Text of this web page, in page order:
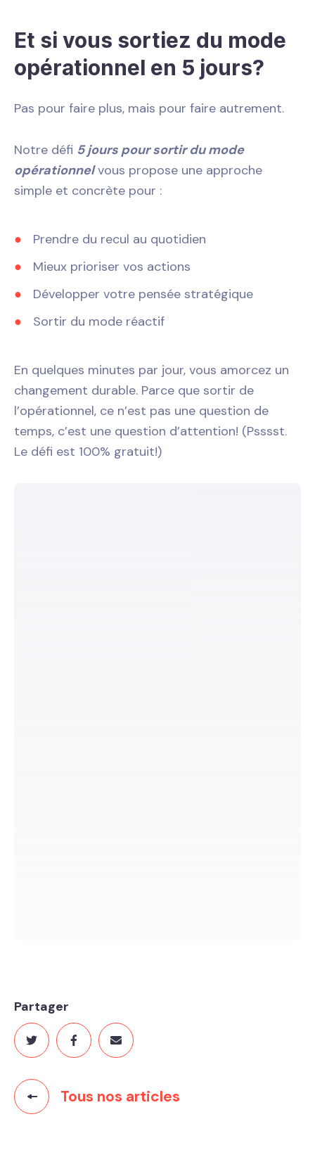
Et si vous sortiez du mode
opérationnel en 5 jours?
Pas pour faire plus, mais pour faire autrement.
Notre défi 5 jours pour sortir du mode
opérationnelvous propose une approche
simple et concrète pour :
Prendre du recul au quotidien
Mieux prioriser vos actions
Développer votre pensée stratégique
Sortir du mode réactif
En quelques minutes par jour, vous amorcez un
changement durable. Parce que sortir de
l’opérationnel, ce n’est pas une question de
temps, c’est une question d’attention! (Psssst.
Le défi est 100% gratuit!)
Tous nos articles
Partager